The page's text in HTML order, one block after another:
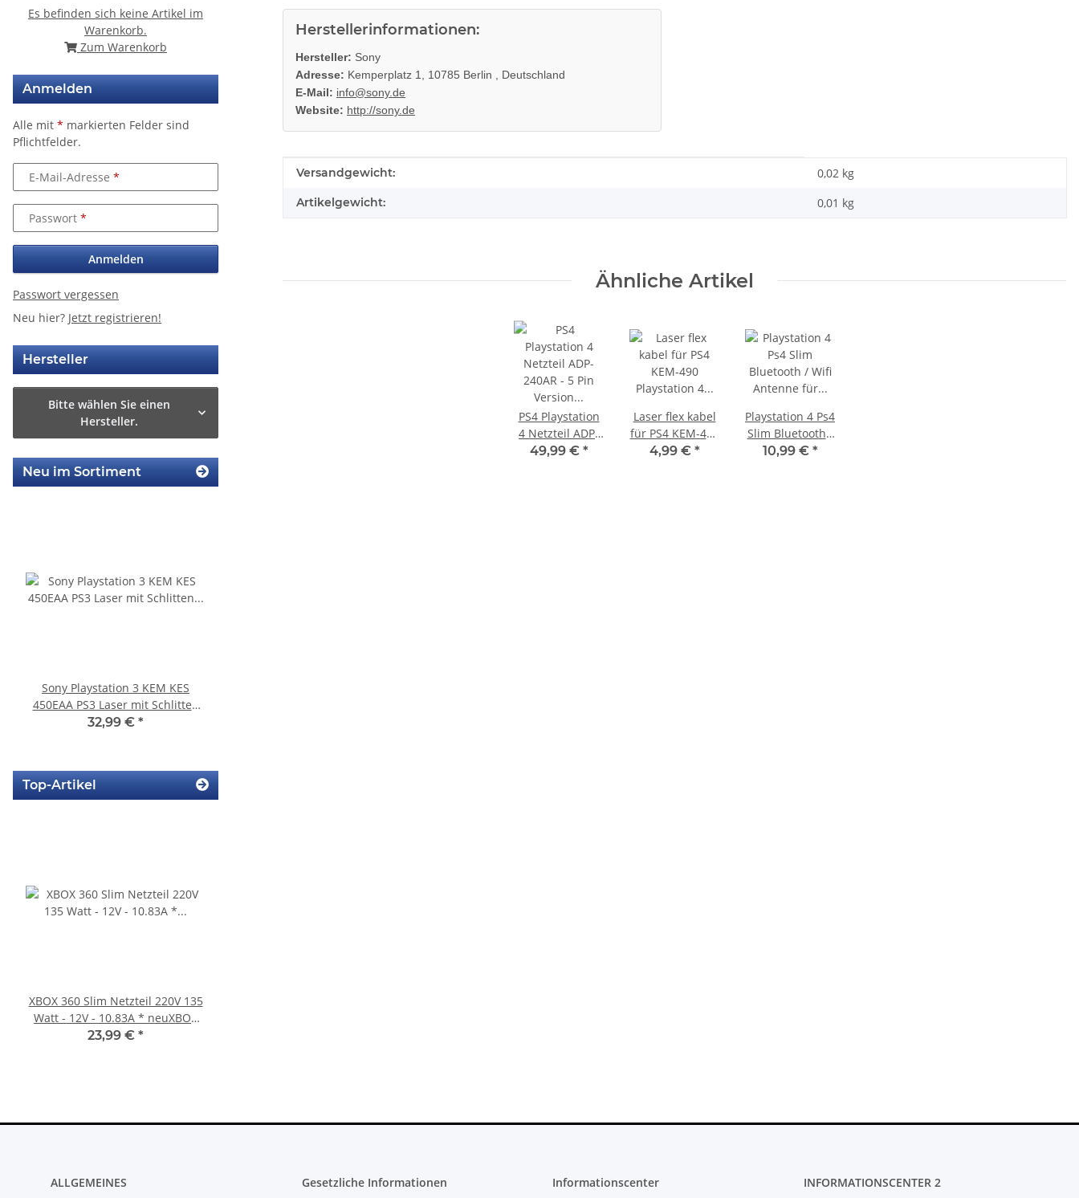
Herstellerinformationen:
Hersteller: Sony
Adresse: Kemperplatz 1, 10785 Berlin , Deutschland
E-Mail: info@sony.de
Website: http://sony.de
Produkteigenschaft
Wert
Versandgewicht: 0,02 kg
Artikelgewicht: 0,01 kg
Ähnliche Artikel
PS4 Playstation
4 Netzteil ADP-
240AR - 5 Pin
49,99 € *
Laser flex kabel
für PS4 KEM-490
Playstation 4
4,99 € *
Playstation 4 Ps4
Slim Bluetooth /
Wifi Antenne für
10,99 € *
Es befinden sich keine Artikel im
Warenkorb.
Zum Warenkorb
Anmelden
Alle mit * markierten Felder sind
Pflichtfelder.
E-Mail-Adresse
Passwort
Anmelden
Passwort vergessen
Neu hier? Jetzt registrieren!
Hersteller
Bitte wählen Sie einen
Hersteller.
Neu im Sortiment
Sony Playstation 3 KEM KES
450EAA PS3 Laser mit Schlitten
Blu-Ray Laufwerk gebraucht
32,99 € *
Top-Artikel
XBOX 360 Slim Netzteil 220V 135
Watt - 12V - 10.83A * neuXBOX
360 Slim Netzteil
23,99 € *
ALLGEMEINES Gesetzliche Informationen Informationscenter INFORMATIONSCENTER 2